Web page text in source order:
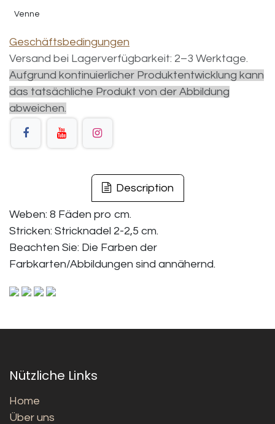
Venne
Geschäftsbedingungen
Versand bei Lagerverfügbarkeit: 2–3 Werktage.
Aufgrund kontinuierlicher Produktentwicklung kann
das tatsächliche Produkt von der Abbildung
abweichen.
Description
Weben: 8 Fäden pro cm.
Stricken: Stricknadel 2-2,5 cm.
Beachten Sie: Die Farben der
Farbkarten/Abbildungen sind annähernd.
Nützliche Links
Home
Über uns